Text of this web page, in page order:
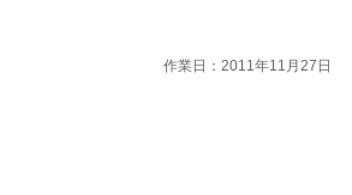
作業日：2011年11月27日